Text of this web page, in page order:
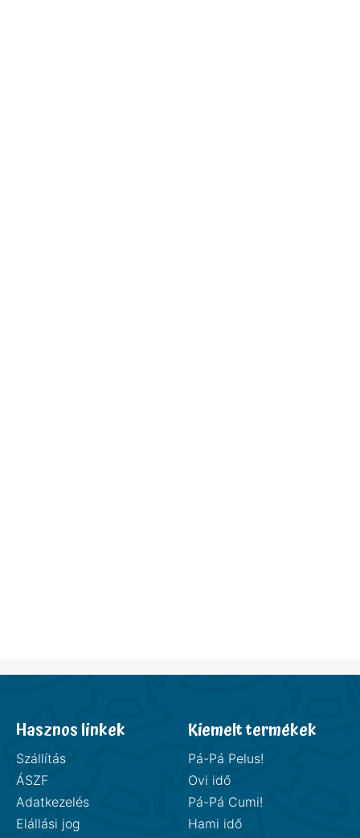
Hasznos linkek
Szállítás
ÁSZF
Adatkezelés
Elállási jog
Kiemelt termékek
Pá-Pá Pelus!
Ovi idő
Pá-Pá Cumi!
Hami idő